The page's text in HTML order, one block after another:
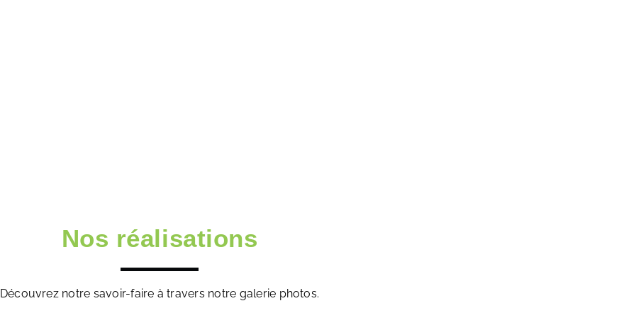
Nos réalisations
Découvrez notre savoir-faire à travers notre galerie photos.